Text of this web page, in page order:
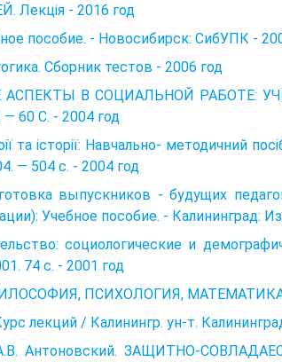
- 2016 год
пособие. - Новосибирск: СибУПК -
Сборник тестов - 2006 год
АСПЕКТЫ В СОЦИАЛЬНОЙ РАБОТЕ:
60 С. - 2004 год
та історії: Навчально- методичний
— 504 с. - 2004 год
выпускников - будущих
Учебное пособие. - Калининград:
социологические и
74 с. - 2001 год
ПСИХОЛОГИЯ, МАТЕМАТИКА
лекций / Калинингр. ун-т.
А.В. Антоновский. ЗАЩИТНО-